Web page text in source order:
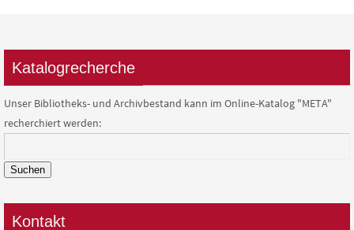
Katalogrecherche
Unser Bibliotheks- und Archivbestand kann im Online-Katalog "META"
recherchiert werden:
Suchen
Kontakt